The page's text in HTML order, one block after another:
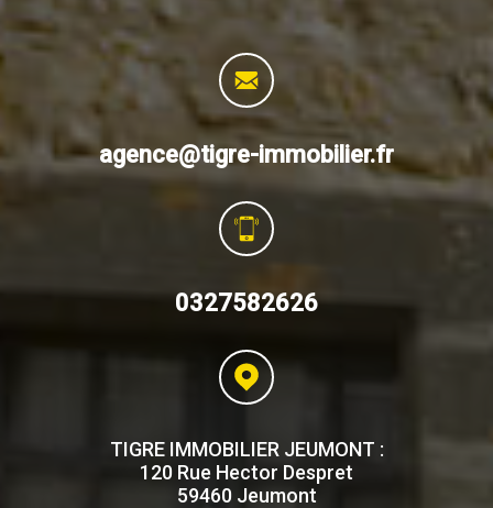
agence@tigre-immobilier.fr
0327582626
TIGRE IMMOBILIER JEUMONT :
120 Rue Hector Despret
59460 Jeumont